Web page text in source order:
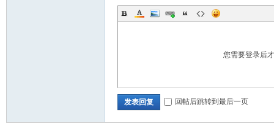
您需要登录后
发表回复 回帖后跳转到最后一页